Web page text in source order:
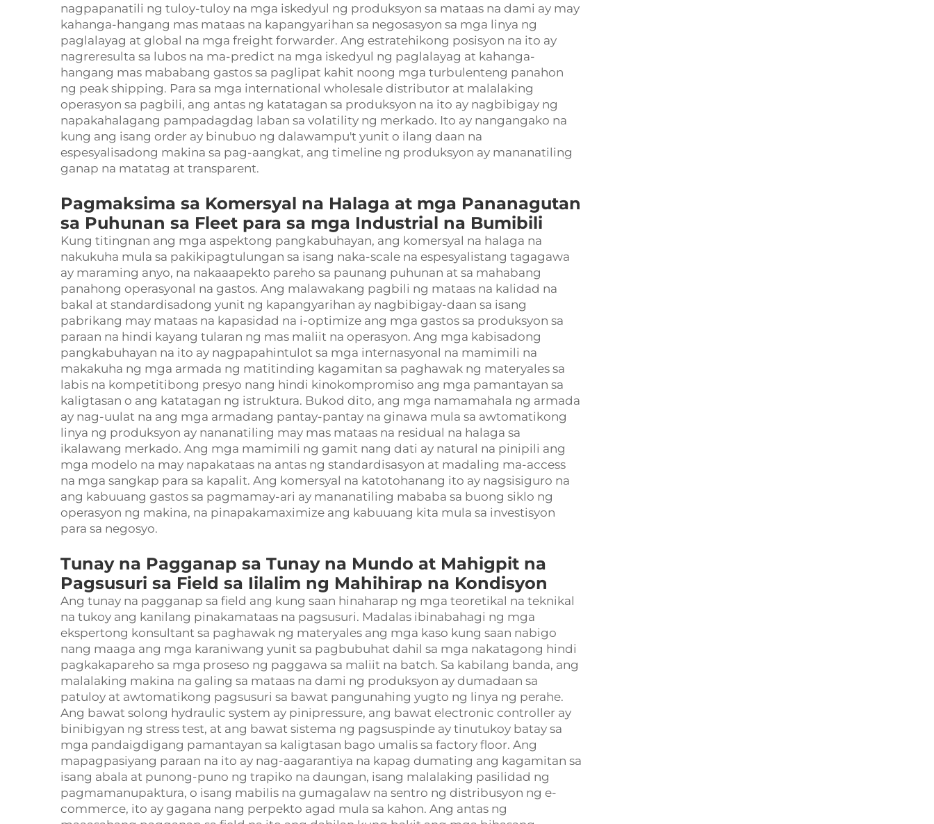
nagpapanatili ng tuloy-tuloy na mga iskedyul ng produksyon sa mataas na dami ay may
kahanga-hangang mas mataas na kapangyarihan sa negosasyon sa mga linya ng
paglalayag at global na mga freight forwarder. Ang estratehikong posisyon na ito ay
nagreresulta sa lubos na ma-predict na mga iskedyul ng paglalayag at kahanga-
hangang mas mababang gastos sa paglipat kahit noong mga turbulenteng panahon
ng peak shipping. Para sa mga international wholesale distributor at malalaking
operasyon sa pagbili, ang antas ng katatagan sa produksyon na ito ay nagbibigay ng
napakahalagang pampadagdag laban sa volatility ng merkado. Ito ay nangangako na
kung ang isang order ay binubuo ng dalawampu't yunit o ilang daan na
espesyalisadong makina sa pag-aangkat, ang timeline ng produksyon ay mananatiling
ganap na matatag at transparent.
Pagmaksima sa Komersyal na Halaga at mga Pananagutan
sa Puhunan sa Fleet para sa mga Industrial na Bumibili
Kung titingnan ang mga aspektong pangkabuhayan, ang komersyal na halaga na
nakukuha mula sa pakikipagtulungan sa isang naka-scale na espesyalistang tagagawa
ay maraming anyo, na nakaaapekto pareho sa paunang puhunan at sa mahabang
panahong operasyonal na gastos. Ang malawakang pagbili ng mataas na kalidad na
bakal at standardisadong yunit ng kapangyarihan ay nagbibigay-daan sa isang
pabrikang may mataas na kapasidad na i-optimize ang mga gastos sa produksyon sa
paraan na hindi kayang tularan ng mas maliit na operasyon. Ang mga kabisadong
pangkabuhayan na ito ay nagpapahintulot sa mga internasyonal na mamimili na
makakuha ng mga armada ng matitinding kagamitan sa paghawak ng materyales sa
labis na kompetitibong presyo nang hindi kinokompromiso ang mga pamantayan sa
kaligtasan o ang katatagan ng istruktura. Bukod dito, ang mga namamahala ng armada
ay nag-uulat na ang mga armadang pantay-pantay na ginawa mula sa awtomatikong
linya ng produksyon ay nananatiling may mas mataas na residual na halaga sa
ikalawang merkado. Ang mga mamimili ng gamit nang dati ay natural na pinipili ang
mga modelo na may napakataas na antas ng standardisasyon at madaling ma-access
na mga sangkap para sa kapalit. Ang komersyal na katotohanang ito ay nagsisiguro na
ang kabuuang gastos sa pagmamay-ari ay mananatiling mababa sa buong siklo ng
operasyon ng makina, na pinapakamaximize ang kabuuang kita mula sa investisyon
para sa negosyo.
Tunay na Pagganap sa Tunay na Mundo at Mahigpit na
Pagsusuri sa Field sa Iilalim ng Mahihirap na Kondisyon
Ang tunay na pagganap sa field ang kung saan hinaharap ng mga teoretikal na teknikal
na tukoy ang kanilang pinakamataas na pagsusuri. Madalas ibinabahagi ng mga
ekspertong konsultant sa paghawak ng materyales ang mga kaso kung saan nabigo
nang maaga ang mga karaniwang yunit sa pagbubuhat dahil sa mga nakatagong hindi
pagkakapareho sa mga proseso ng paggawa sa maliit na batch. Sa kabilang banda, ang
malalaking makina na galing sa mataas na dami ng produksyon ay dumadaan sa
patuloy at awtomatikong pagsusuri sa bawat pangunahing yugto ng linya ng perahe.
Ang bawat solong hydraulic system ay pinipressure, ang bawat electronic controller ay
binibigyan ng stress test, at ang bawat sistema ng pagsuspinde ay tinutukoy batay sa
mga pandaigdigang pamantayan sa kaligtasan bago umalis sa factory floor. Ang
mapagpasiyang paraan na ito ay nag-aagarantiya na kapag dumating ang kagamitan sa
isang abala at punong-puno ng trapiko na daungan, isang malalaking pasilidad ng
pagmamanupaktura, o isang mabilis na gumagalaw na sentro ng distribusyon ng e-
commerce, ito ay gagana nang perpekto agad mula sa kahon. Ang antas ng